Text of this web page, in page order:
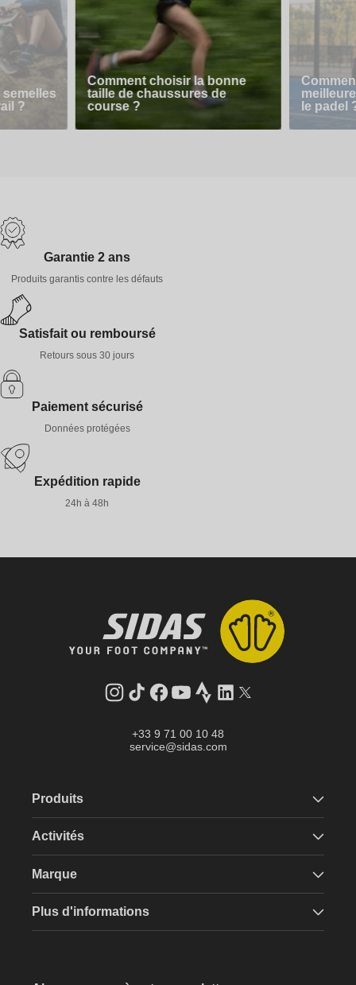
?
Comment choisir la bonne
taille de chaussures de
course ?
le padel
Garantie 2 ans
Produits garantis contre les défauts
Satisfait ou remboursé
Retours sous 30 jours
Paiement sécurisé
Données protégées
Expédition rapide
24h à 48h
Instagram
Tik
Facebook
YouTube
StravaLinkedInTwitter
+33 9 71 00 10 48
service@sidas.com
Produits
Activités
Marque
Plus d'informations